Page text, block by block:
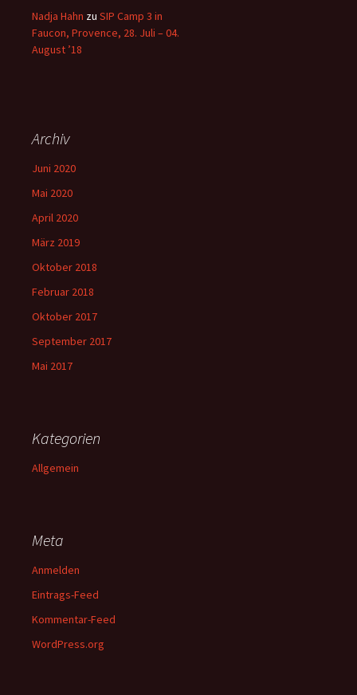
Nadja Hahn zu SIP Camp 3 in
Faucon, Provence, 28. Juli – 04.
August ’18
Archiv
Juni 2020
Mai 2020
April 2020
März 2019
Oktober 2018
Februar 2018
Oktober 2017
September 2017
Mai 2017
Kategorien
Allgemein
Meta
Anmelden
Eintrags-Feed
Kommentar-Feed
WordPress.org